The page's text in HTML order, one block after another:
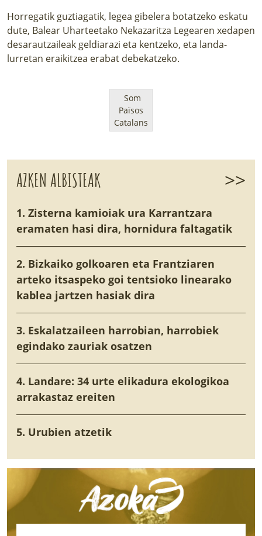
Horregatik guztiagatik, legea gibelera botatzeko eskatu
dute, Balear Uharteetako Nekazaritza Legearen xedapen
desarautzaileak geldiarazi eta kentzeko, eta landa-
lurretan eraikitzea erabat debekatzeko.
Som
Països
Catalans
AZKEN ALBISTEAK >>
1. Zisterna kamioiak ura Karrantzara
eramaten hasi dira, hornidura faltagatik
2. Bizkaiko golkoaren eta Frantziaren
arteko itsaspeko goi tentsioko linearako
kablea jartzen hasiak dira
3. Eskalatzaileen harrobian, harrobiek
egindako zauriak osatzen
4. Landare: 34 urte elikadura ekologikoa
arrakastaz ereiten
5. Urubien atzetik